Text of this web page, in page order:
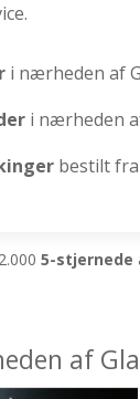
i nærheden af
i nærheden
bestilt
5-stjernede
af